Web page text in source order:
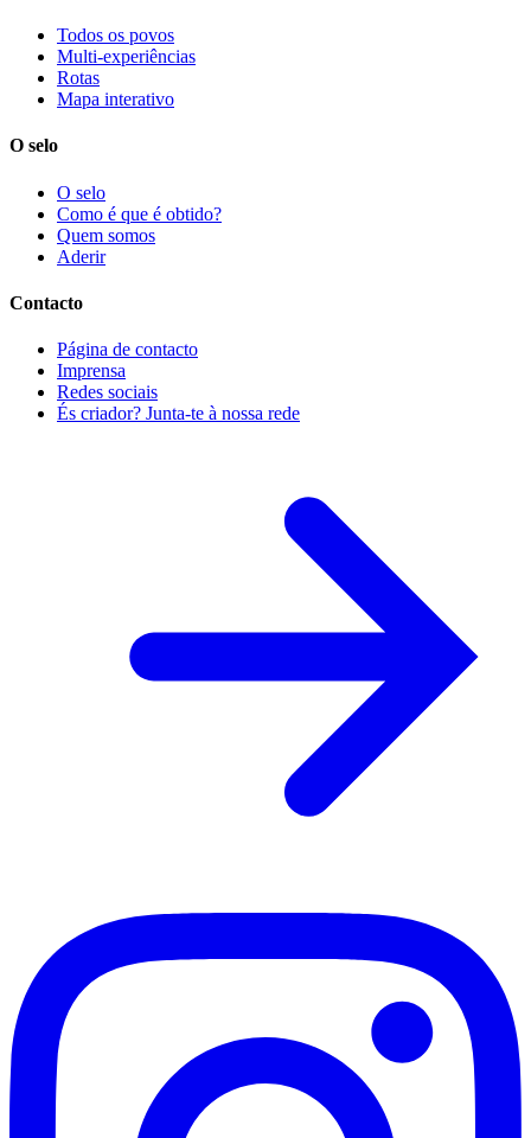
Todos os povos
Multi-experiências
Rotas
Mapa interativo
O selo
O selo
Como é que é obtido?
Quem somos
Aderir
Contacto
Página de contacto
Imprensa
Redes sociais
És criador? Junta-te à nossa rede